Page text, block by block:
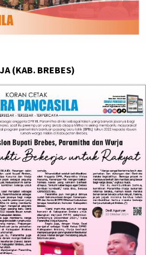
(KAB. BREBES)